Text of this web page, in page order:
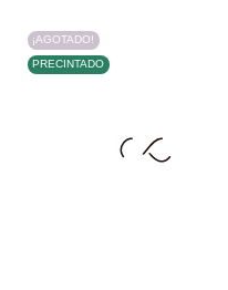
¡AGOTADO!
PRECINTADO